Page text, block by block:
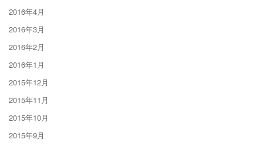
2016年4月
2016年3月
2016年2月
2016年1月
2015年12月
2015年11月
2015年10月
2015年9月